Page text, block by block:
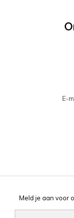
E-
Meld je aan voor